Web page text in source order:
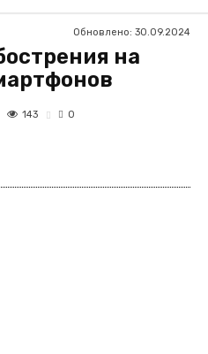
Обновлено: 30.09.2024
на
143 0